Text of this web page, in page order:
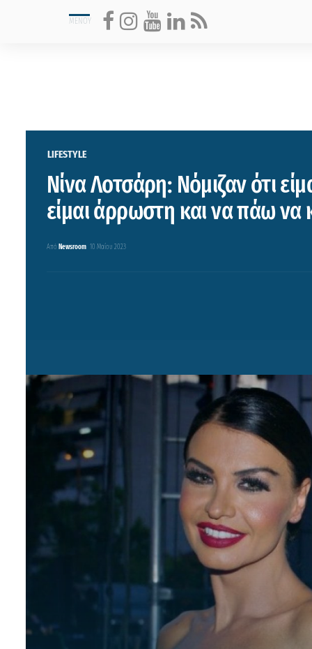
LIFESTYLE
Νίνα Λοτσάρη: Νόμιζαν ότι
είμαι άρρωστη και να πάω να
Από Newsroom 10 Μαΐου 2023